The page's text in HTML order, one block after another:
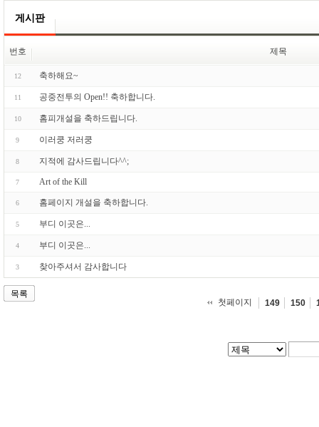
게시판
번호 제목
12 축하해요~
11 공중전투의 Open!! 축하합니다.
10 홈피개설을 축하드립니다.
9 이러쿵 저러쿵
8 지적에 감사드립니다^^;
7 Art of the Kill
6 홈페이지 개설을 축하합니다.
5 부디 이곳은...
4 부디 이곳은...
3 찾아주셔서 감사합니다
목록
첫페이지
149 150